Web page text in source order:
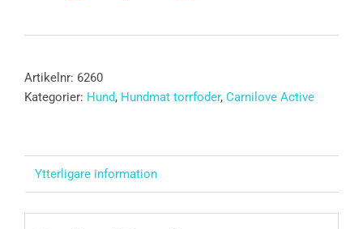
Artikelnr: 6260
Kategorier: Hund, Hundmat torrfoder, Carnilove Active
Ytterligare information